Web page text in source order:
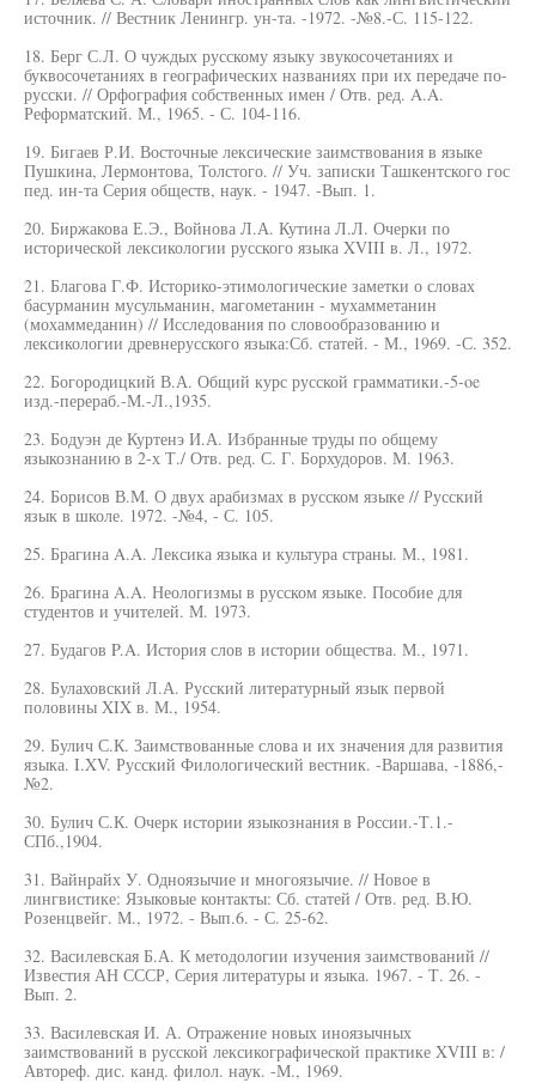
источник. // Вестник Ленингр. ун-та. -1972. -№8.-С. 115-122.
18. Берг С.Л. О чуждых русскому языку звукосочетаниях и
буквосочетаниях в географических названиях при их передаче по-
русски. // Орфография собственных имен / Отв. ред. A.A.
Реформатский. М., 1965. - С. 104-116.
19. Бигаев Р.И. Восточные лексические заимствования в языке
Пушкина, Лермонтова, Толстого. // Уч. записки Ташкентского гос
пед. ин-та Серия обществ, наук. - 1947. -Вып. 1.
20. Биржакова Е.Э., Войнова Л.А. Кутина Л.Л. Очерки по
исторической лексикологии русского языка XVIII в. Л., 1972.
21. Благова Г.Ф. Историко-этимологические заметки о словах
басурманин мусульманин, магометанин - мухамметанин
(мохаммеданин) // Исследования по словообразованию и
лексикологии древнерусского языка:Сб. статей. - М., 1969. -С. 352.
22. Богородицкий В.А. Общий курс русской грамматики.-5-oe
изд.-перераб.-М.-Л.,1935.
23. Бодуэн де Куртенэ И.А. Избранные труды по общему
языкознанию в 2-х Т./ Отв. ред. С. Г. Борхудоров. М. 1963.
24. Борисов В.М. О двух арабизмах в русском языке // Русский
язык в школе. 1972. -№4, - С. 105.
25. Брагина A.A. Лексика языка и культура страны. М., 1981.
26. Брагина A.A. Неологизмы в русском языке. Пособие для
студентов и учителей. М. 1973.
27. Будагов P.A. История слов в истории общества. М., 1971.
28. Булаховский Л.А. Русский литературный язык первой
половины XIX в. М., 1954.
29. Булич С.К. Заимствованные слова и их значения для развития
языка. I.XV. Русский Филологический вестник. -Варшава, -1886,-
№2.
30. Булич С.К. Очерк истории языкознания в России.-Т.1.-
СПб.,1904.
31. Вайнрайх У. Одноязычие и многоязычие. // Новое в
лингвистике: Языковые контакты: Сб. статей / Отв. ред. В.Ю.
Розенцвейг. М., 1972. - Вып.6. - С. 25-62.
32. Василевская Б.А. К методологии изучения заимствований //
Известия АН СССР, Серия литературы и языка. 1967. - Т. 26. -
Вып. 2.
33. Василевская И. А. Отражение новых иноязычных
заимствований в русской лексикографической практике XVIII в: /
Автореф. дис. канд. филол. наук. -М., 1969.